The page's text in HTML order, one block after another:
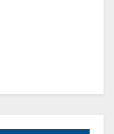
20 à 30 % des
80 à 115 %